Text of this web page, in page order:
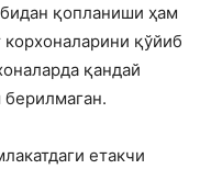
қопланиши ҳам
қўйиб
қандай
етакчи